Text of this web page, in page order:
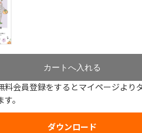
員登録をするとマイページよりダ
。
ダウンロード